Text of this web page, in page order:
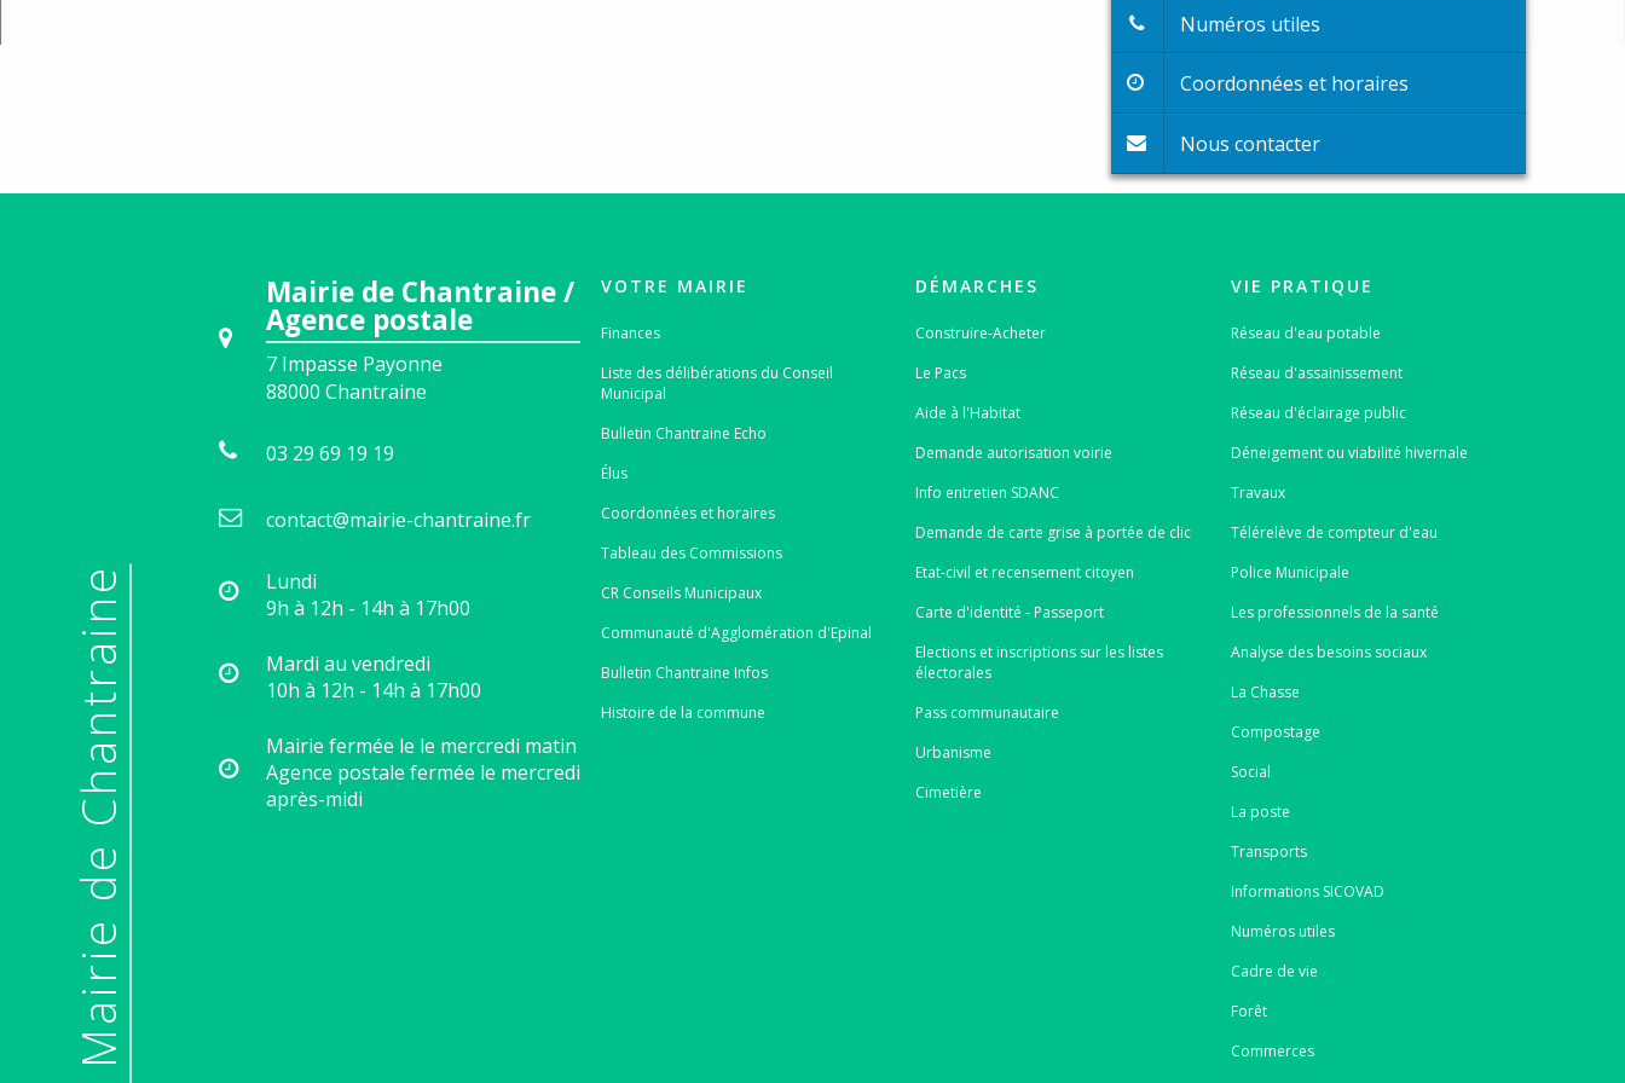
Forêt
Numéros utiles
Coordonnées et horaires
Nous contacter
© Mairie de Chantraine
Mairie de Chantraine /
Agence postale
7 Impasse Payonne
88000 Chantraine
03 29 69 19 19
contact@mairie-chantraine.fr
Lundi
9h à 12h - 14h à 17h00
Mardi au vendredi
10h à 12h - 14h à 17h00
Mairie fermée le le mercredi matin
Agence postale fermée le mercredi
après-midi
VOTRE MAIRIE
Finances
Liste des délibérations du Conseil
Municipal
Bulletin Chantraine Echo
Élus
Coordonnées et horaires
Tableau des Commissions
CR Conseils Municipaux
Communauté d'Agglomération d'Epinal
Bulletin Chantraine Infos
Histoire de la commune
DÉMARCHES
Construire-Acheter
Le Pacs
Aide à l'Habitat
Demande autorisation voirie
Info entretien SDANC
Demande de carte grise à portée de clic
Etat-civil et recensement citoyen
Carte d'identité - Passeport
Elections et inscriptions sur les listes
électorales
Pass communautaire
Urbanisme
Cimetière
VIE PRATIQUE
Réseau d'eau potable
Réseau d'assainissement
Réseau d'éclairage public
Déneigement ou viabilité hivernale
Travaux
Télérelève de compteur d'eau
Police Municipale
Les professionnels de la santé
Analyse des besoins sociaux
La Chasse
Compostage
Social
La poste
Transports
Informations SICOVAD
Numéros utiles
Cadre de vie
Forêt
Commerces